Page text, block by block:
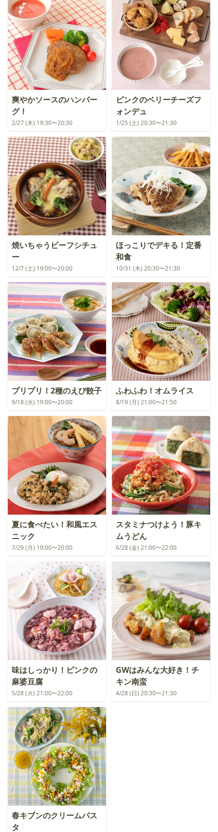
爽やかソースのハンバー
グ！
2/27 (木) 19:30〜20:30
ピンクのベリーチーズフ
ォンデュ
1/25 (土) 20:30〜21:30
焼いちゃうビーフシチュ
ー
12/7 (土) 19:00〜20:00
ほっこりでデキる！定番
和食
10/31 (木) 20:30〜21:30
プリプリ！2種のえび餃子
9/18 (水) 19:00〜20:00
ふわふわ！オムライス
8/19 (月) 21:00〜21:50
夏に食べたい！和風エス
ニック
7/29 (月) 19:00〜20:00
スタミナつけよう！豚キ
ムうどん
6/28 (金) 21:00〜22:00
味はしっかり！ピンクの
麻婆豆腐
5/28 (火) 21:00〜22:00
GWはみんな大好き！チ
キン南蛮
4/28 (日) 20:30〜21:30
春キブンのクリームパス
タ